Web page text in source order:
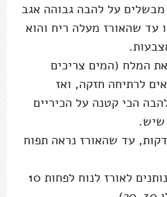
מבשלים על להבה גבוהה אגב
עד שהאורז מעלה ריח והוא
המלח (המים צריכים
לרתיחה חזקה, ואז
הכי קטנה על הכיריים
שיש.
מבשלים מכוסה 17 דקות, עד שהאורז נראה תפוח
מכבים את הלהבה ונותנים לאורז לנוח לפחות 10